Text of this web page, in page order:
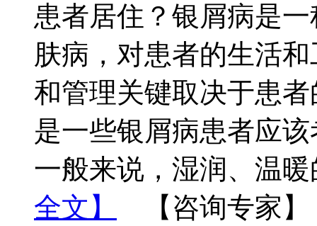
患者居住？银屑病是
肤病，对患者的生活
和管理关键取决于患
是一些银屑病患者应
一般来说，湿润、温
全文】
【咨询专家】